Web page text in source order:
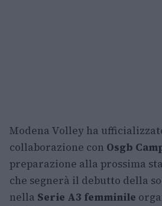
Modena Volley ha
collaborazione con Osgb
preparazione alla prossima
che segnerà il debutto della
nella Serie A3 femminile